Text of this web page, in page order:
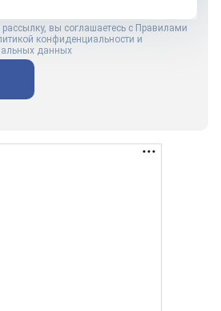
вы соглашаетесь с Правилами
конфиденциальности и
данных